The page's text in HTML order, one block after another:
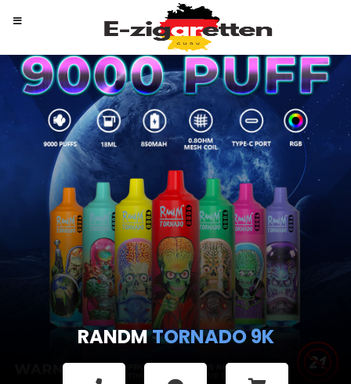
RANDMTORNADO 9K